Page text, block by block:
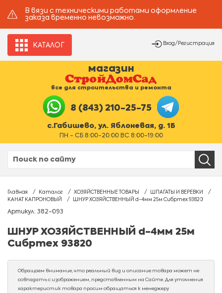
В вязи с техническими работами оформление
заказа временно невозможно.
КАТАЛОГ Вход/Регистрация
магазин
все для строительства и ремонта
8 (843) 210-25-75
с.Габишево, ул. Яблоневая, д. 1Б
ПН - СБ 8:00-20:00 ВС 8:00-19:00
Главная Каталог ХОЗЯЙСТВЕННЫЕ ТОВАРЫ
ШПАГАТЫ И ВЕРЕВКИ
КАНАТ КАПРОНОВЫЙ
ШНУР ХОЗЯЙСТВЕННЫЙ d-4мм 25м Сибртех 93820
Артикул: 382-093
ШНУР ХОЗЯЙСТВЕННЫЙ d-4мм 25м
Сибртех 93820
Обращаем внимание, что реальный вид и описание товара может не
совпадать с изображением, представленным на Сайте. Для уточнения
характеристик товара просим обращаться к менеджеру